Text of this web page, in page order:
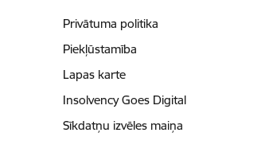
Privātuma politika
Piekļūstamība
Lapas karte
Insolvency Goes Digital
Sīkdatņu izvēles maiņa